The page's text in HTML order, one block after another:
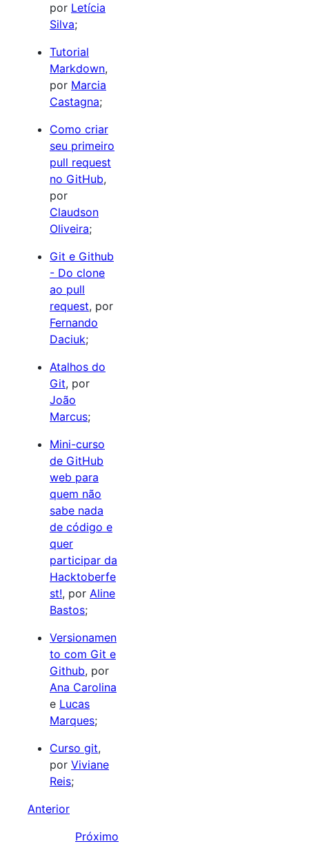
por Letícia
Silva;
Tutorial
Markdown,
por Marcia
Castagna;
Como criar
seu primeiro
pull request
no GitHub,
por
Claudson
Oliveira;
Git e Github
- Do clone
ao pull
request, por
Fernando
Daciuk;
Atalhos do
Git, por
João
Marcus;
Mini-curso
de GitHub
web para
quem não
sabe nada
de código e
quer
participar da
Hacktoberfe
st!, por Aline
Bastos;
Versionamen
to com Git e
Github, por
Ana Carolina
e Lucas
Marques;
Curso git,
por Viviane
Reis;
Anterior
Próximo